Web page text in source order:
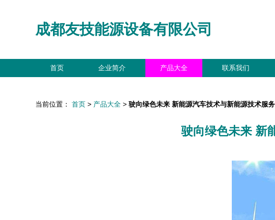
成都友技能源设备有限公司
首页 企业简介 产品大全 联系我们
当前位置： 首页 > 产品大全 > 驶向绿色未来 新能源汽车技术与新能源技术服
驶向绿色未来 新